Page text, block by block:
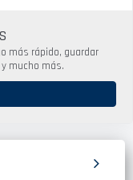
más rápido, guardar
mucho más.